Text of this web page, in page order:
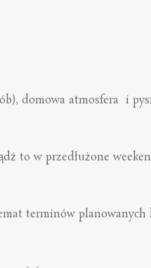
domowa atmosfera i
to w przedłużone
terminów